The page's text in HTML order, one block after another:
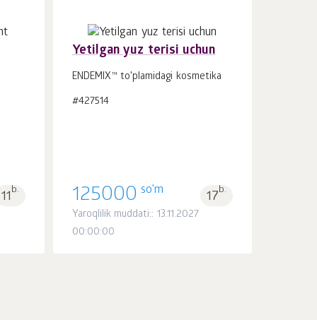
11b.
Yetilgan yuz terisi uchun
ENDEMIX™ to'plamidagi kosmetika
#427514
125000 so'm 17b.
Yaroqlilik muddati:: 13.11.2027
00:00:00